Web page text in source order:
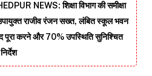
NEWS: शिक्षा विभाग की समीक्षा
राजीव रंजन सख्त, लंबित स्कूल भवन
पूरा करने और 70% उपस्थिति सुनिश्चित